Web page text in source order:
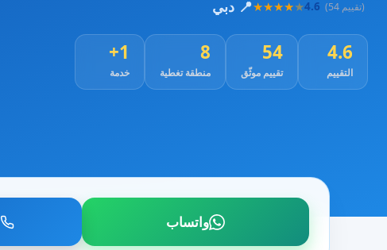
★★★★★4.6 (54 تقييم) 📍 دبي
4.6
التقييم
54
تقييم موثّق
8
منطقة تغطية
1+
خدمة
واتساب